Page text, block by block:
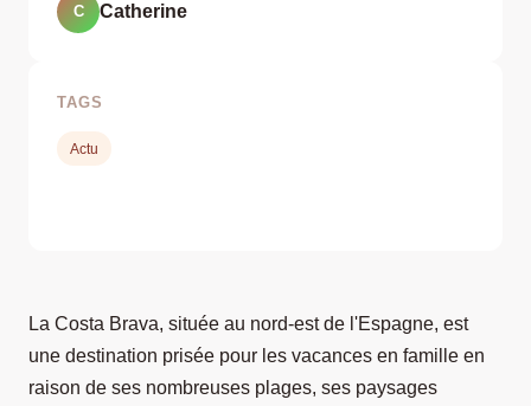
La Costa Brava, située au nord-est de l'Espagne, est
une destination prisée pour les vacances en famille en
raison de ses nombreuses plages, ses paysages
C Catherine
TAGS
Actu